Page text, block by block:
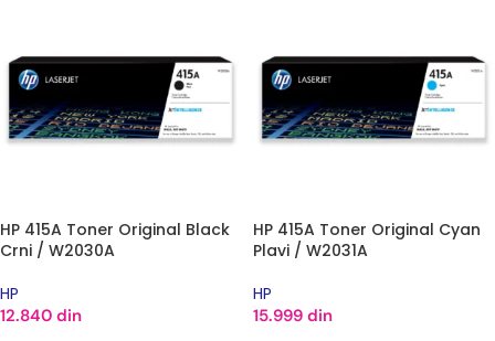
HP 415A Toner Original Black
Crni / W2030A
HP
12.840 din
HP 415A Toner Original Cyan
Plavi / W2031A
HP
15.999 din